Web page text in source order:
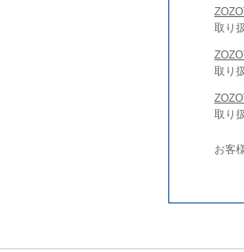
取り
取り
取り
お客